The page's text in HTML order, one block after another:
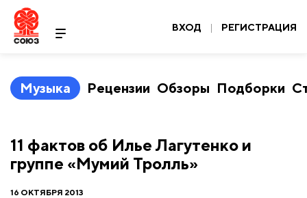
ВХОД | РЕГИСТРАЦИЯ
Музыка Рецензии Обзоры Подборки
11 фактов об Илье Лагутенко и
группе «Мумий Тролль»
16 ОКТЯБРЯ 2013